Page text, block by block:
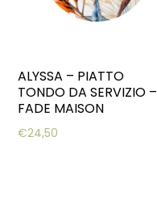
ALYSSA – PIATTO
TONDO DA SERVIZIO –
FADE MAISON
€24,50